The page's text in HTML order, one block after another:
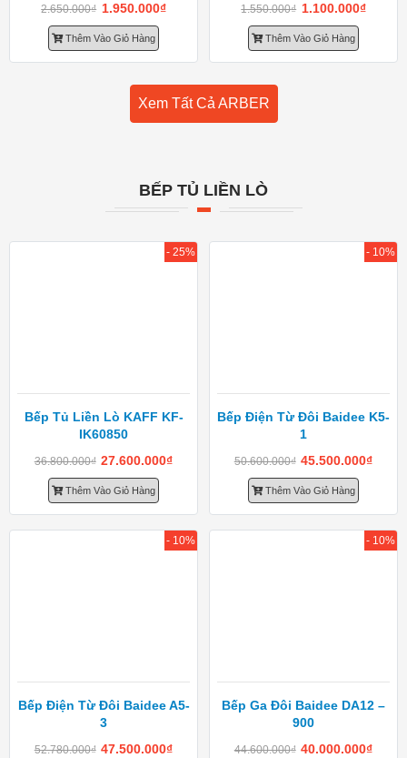
2.650.000₫ 1.950.000₫
Thêm Vào Giỏ Hàng
1.550.000₫ 1.100.000₫
Thêm Vào Giỏ Hàng
Xem Tất Cả ARBER
BẾP TỦ LIỀN LÒ
Bếp Tủ Liền Lò KAFF KF-
IK60850
36.800.000₫ 27.600.000₫
Thêm Vào Giỏ Hàng
- 25%
Bếp Điện Từ Đôi Baidee K5-
1
50.600.000₫ 45.500.000₫
Thêm Vào Giỏ Hàng
- 10%
Bếp Điện Từ Đôi Baidee A5-
3
52.780.000₫ 47.500.000₫
- 10%
Bếp Ga Đôi Baidee DA12 –
900
44.600.000₫ 40.000.000₫
- 10%